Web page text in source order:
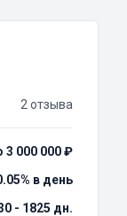
2 отзыва
3 000 000 ₽
в день
- 1825 дн.